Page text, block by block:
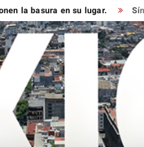
en su lugar. Síndico